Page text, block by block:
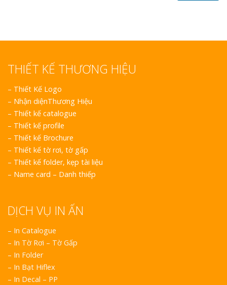
THIẾT KẾ THƯƠNG HIỆU
– Thiết Kế Logo
– Nhận diệnThương Hiệu
– Thiết kế catalogue
– Thiết kế profile
– Thiết kế Brochure
– Thiết kế tờ rơi, tờ gấp
– Thiết kế folder, kẹp tài liệu
– Name card – Danh thiếp
DỊCH VỤ IN ẤN
– In Catalogue
– In Tờ Rơi – Tờ Gấp
– In Folder
– In Bạt Hiflex
– In Decal – PP